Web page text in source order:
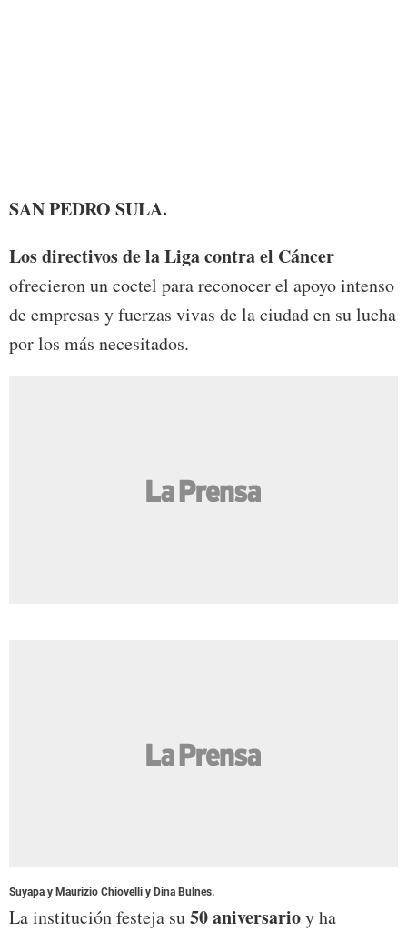
SAN PEDRO SULA.
Los directivos de la Liga contra el Cáncer
ofrecieron un coctel para reconocer el apoyo intenso
de empresas y fuerzas vivas de la ciudad en su lucha
por los más necesitados.
Suyapa y Maurizio Chiovelli y Dina Bulnes.
La institución festeja su50 aniversarioy ha